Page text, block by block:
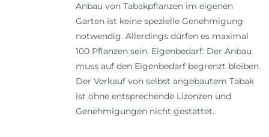
Anbau von Tabakpflanzen im eigenen
Garten ist keine spezielle Genehmigung
notwendig. Allerdings dürfen es maximal
100 Pflanzen sein. Eigenbedarf: Der Anbau
muss auf den Eigenbedarf begrenzt bleiben.
Der Verkauf von selbst angebautem Tabak
ist ohne entsprechende Lizenzen und
Genehmigungen nicht gestattet.